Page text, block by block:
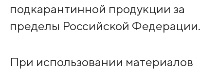
подкарантинной продукции за
пределы Российской Федерации.
При использовании материалов